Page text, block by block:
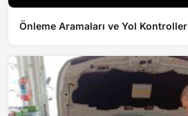
Önleme Aramaları ve Yol